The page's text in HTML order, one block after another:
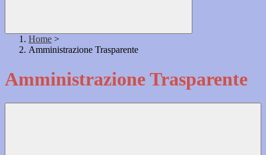
Home >
Amministrazione Trasparente
Amministrazione Trasparente